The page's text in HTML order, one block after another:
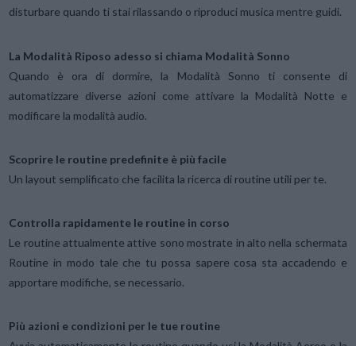
disturbare quando ti stai rilassando o riproduci musica mentre guidi.
La Modalità Riposo adesso si chiama Modalità Sonno
Quando è ora di dormire, la Modalità Sonno ti consente di
automatizzare diverse azioni come attivare la Modalità Notte e
modificare la modalità audio.
Scoprire le routine predefinite è più facile
Un layout semplificato che facilita la ricerca di routine utili per te.
Controlla rapidamente le routine in corso
Le routine attualmente attive sono mostrate in alto nella schermata
Routine in modo tale che tu possa sapere cosa sta accadendo e
apportare modifiche, se necessario.
Più azioni e condizioni per le tue routine